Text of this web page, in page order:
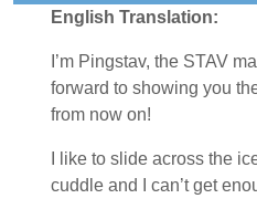
English Translation:
I’m Pingstav, the STAV
forward to showing you
from now on!
I like to slide across the
cuddle and I can’t get